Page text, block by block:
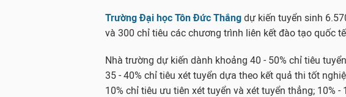
Trường Đại học Tôn Đức Thắng dự kiến tuyển sinh
và 300 chỉ tiêu các chương trình liên kết đào tạo quốc
Nhà trường dự kiến dành khoảng 40 - 50% chỉ tiêu
35 - 40% chỉ tiêu xét tuyển dựa theo kết quả thi tốt
10% chỉ tiêu ưu tiên xét tuyển và xét tuyển thẳng; 10%